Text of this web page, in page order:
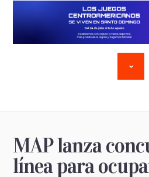
MAP lanza
línea para